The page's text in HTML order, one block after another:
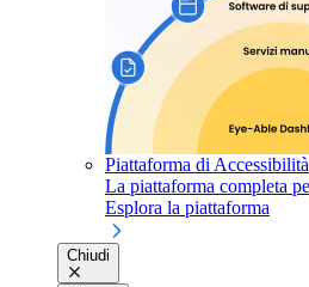
Piattaforma di Accessibilità
La piattaforma completa
Esplora la piattaforma
Chiudi